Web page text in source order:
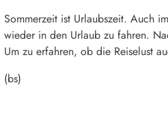
Sommerzeit ist Urlaubszeit. Auch
wieder in den Urlaub zu fahren.
Um zu erfahren, ob die Reiselust
(bs)